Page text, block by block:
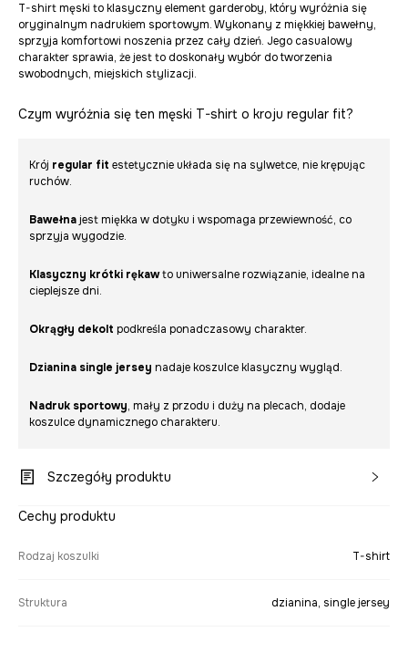
T-shirt męski to klasyczny element garderoby, który wyróżnia się
oryginalnym nadrukiem sportowym. Wykonany z miękkiej bawełny,
sprzyja komfortowi noszenia przez cały dzień. Jego casualowy
charakter sprawia, że jest to doskonały wybór do tworzenia
swobodnych, miejskich stylizacji.
Czym wyróżnia się ten męski T-shirt o kroju regular fit?
Krój regular fit estetycznie układa się na sylwetce, nie krępując
ruchów.
Bawełnajest miękka w dotyku i wspomaga przewiewność, co
sprzyja wygodzie.
Klasyczny krótki rękawto uniwersalne rozwiązanie, idealne na
cieplejsze dni.
Okrągły dekolt podkreśla ponadczasowy charakter.
Dzianina single jersey nadaje koszulce klasyczny wygląd.
Nadruk sportowy, mały z przodu i duży na plecach, dodaje
koszulce dynamicznego charakteru.
Szczegóły produktu
Cechy produktu
Rodzaj koszulki T-shirt
Struktura dzianina, single jersey